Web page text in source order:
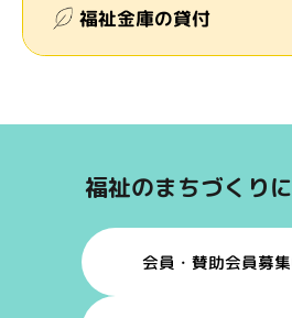
福祉金庫の貸付
福祉のまちづくり
会員・賛助会員募